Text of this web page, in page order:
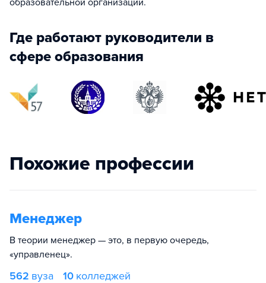
образовательной организации.
Где работают руководители в
сфере образования
Похожие профессии
Менеджер
В теории менеджер — это, в первую очередь,
«управленец».
562 вуза 10 колледжей